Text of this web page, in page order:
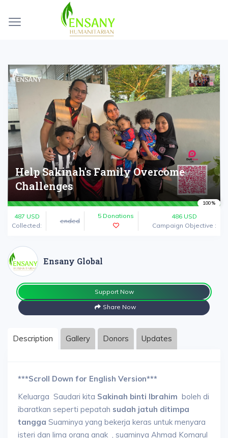
Help Sakinah's Family Overcome
Challenges
100 %
Collected:
487 USD
ended
5 Donations
Campaign Objective :
486 USD
Ensany Global
Support Now
Share Now
Description Gallery Donors Updates
***Scroll Down for English Version***
Keluarga Saudari kita Sakinah binti Ibrahim boleh di
ibaratkan seperti pepatah sudah jatuh ditimpa
tangga Suaminya yang bekerja keras untuk menyara
isteri dan lima orang anak , suaminya Ahmad Komarul